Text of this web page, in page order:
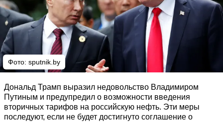
Фото: sputnik.by
Дональд Трамп выразил недовольство Владимиром
Путиным и предупредил о возможности введения
вторичных тарифов на российскую нефть. Эти меры
последуют, если не будет достигнуто соглашение о